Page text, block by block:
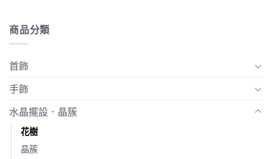
商品分類
首飾
手飾
水晶擺設．晶簇
花樹
晶簇